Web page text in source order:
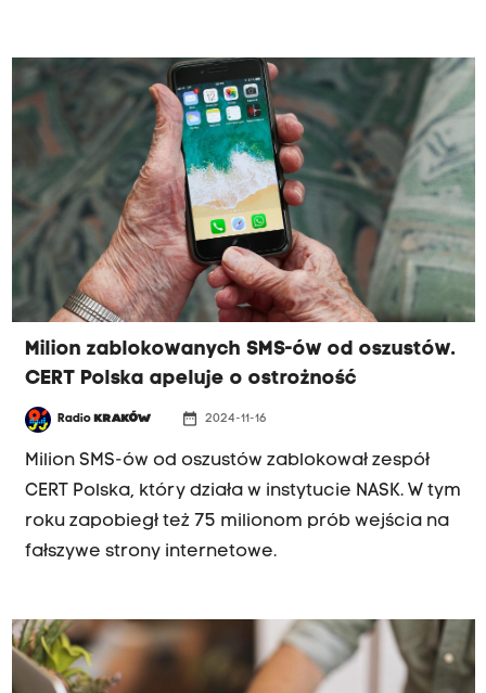
Milion zablokowanych SMS-ów od oszustów.
CERT Polska apeluje o ostrożność
Radio KRAKÓW date_range 2024-11-16
Milion SMS-ów od oszustów zablokował zespół
CERT Polska, który działa w instytucie NASK. W tym
roku zapobiegł też 75 milionom prób wejścia na
fałszywe strony internetowe.